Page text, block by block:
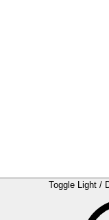
Toggle Light /